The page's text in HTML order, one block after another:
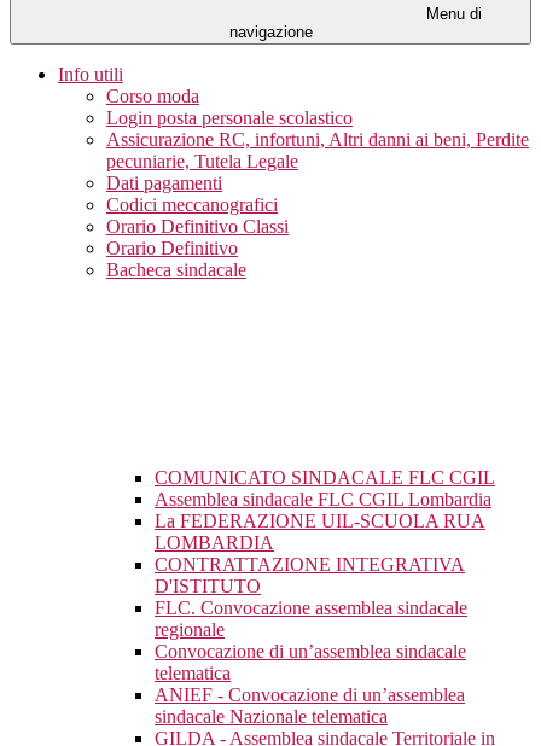
Menu di
navigazione
Info utili
Corso moda
Login posta personale scolastico
Assicurazione RC, infortuni, Altri danni ai beni, Perdite
pecuniarie, Tutela Legale
Dati pagamenti
Codici meccanografici
Orario Definitivo Classi
Orario Definitivo
Bacheca sindacale
COMUNICATO SINDACALE FLC CGIL
Assemblea sindacale FLC CGIL Lombardia
La FEDERAZIONE UIL-SCUOLA RUA
LOMBARDIA
CONTRATTAZIONE INTEGRATIVA
D'ISTITUTO
FLC. Convocazione assemblea sindacale
regionale
Convocazione di un’assemblea sindacale
telematica
ANIEF - Convocazione di un’assemblea
sindacale Nazionale telematica
GILDA - Assemblea sindacale Territoriale in